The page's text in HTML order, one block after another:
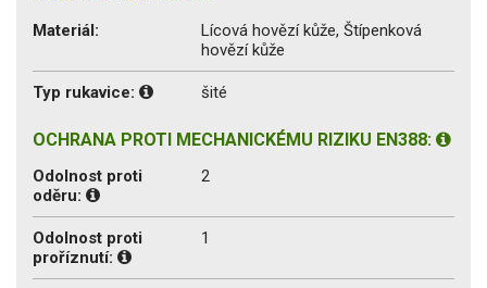
Materiál:
Lícová hovězí kůže, Štípenková
hovězí kůže
Typ rukavice: šité
OCHRANA PROTI MECHANICKÉMU RIZIKU EN388:
Odolnost proti
oděru:
2
Odolnost proti
proříznutí:
1